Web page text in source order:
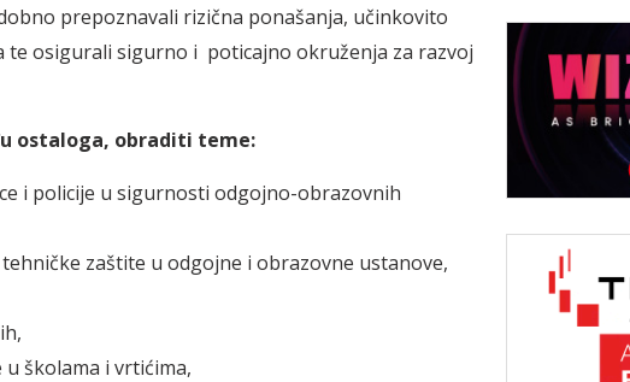
prepoznavali rizična ponašanja, učinkovito
te osigurali sigurno i poticajno okruženja za razvoj
ostaloga, obraditi teme:
i policije u sigurnosti odgojno-obrazovnih
zaštite u odgojne i obrazovne ustanove,
školama i vrtićima,